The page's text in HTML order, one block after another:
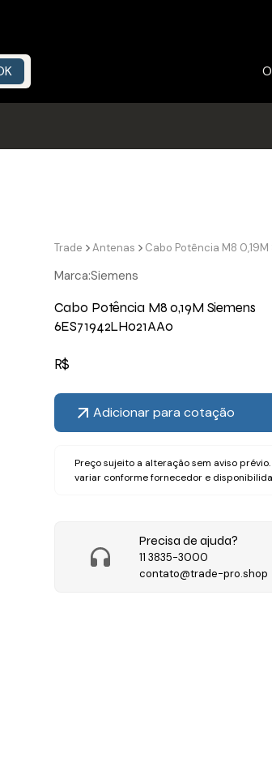
Trade Antenas
Marca:Siemens
Cabo Potência M8 0,19M Siemens
6ES71942LH021AA0
R$
Adicionar para cotação
Preço sujeito a alteração sem aviso
variar conforme fornecedor e
Precisa de ajuda?
11 3835-3000
contato@trade-pro.shop